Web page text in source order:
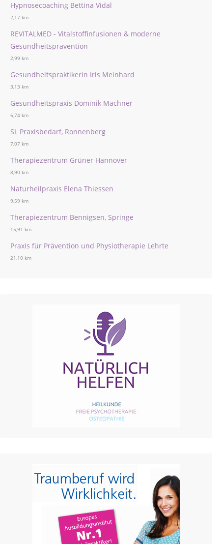
Hypnosecoaching Bettina Vidal
2,17 km
REVITALMED - Vitalstoffinfusionen & moderne
Gesundheitsprävention
2,99 km
Gesundheitspraktikerin Iris Meinhard
3,13 km
Gesundheitspraxis Dominik Machner
6,74 km
SL Praxisbedarf, Ronnenberg
7,07 km
Therapiezentrum Grüner Hannover
8,90 km
Naturheilpraxis Elena Thiessen
9,59 km
Therapiezentrum Bennigsen, Springe
15,91 km
Praxis für Prävention und Physiotherapie Lehrte
21,10 km